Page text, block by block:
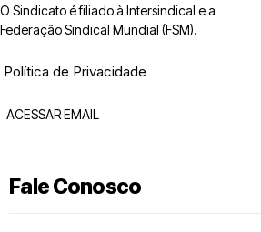
O Sindicato é filiado à Intersindical e a
Federação Sindical Mundial (FSM).
Política de Privacidade
ACESSAR EMAIL
Fale Conosco